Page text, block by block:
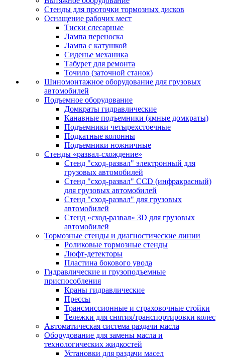
Стенды для проточки тормозных дисков
Оснащение рабочих мест
Тиски слесарные
Лампа переноска
Лампа с катушкой
Сиденье механика
Табурет для ремонта
Точило (заточной станок)
Шиномонтажное оборудование для грузовых
автомобилей
Подъемное оборудование
Домкраты гидравлические
Канавные подъемники (ямные домкраты)
Подъемники четырехстоечные
Подкатные колонны
Подъемники ножничные
Стенды «развал-схождение»
Стенд "сход-развал" электронный для
грузовых автомобилей
Стенд "сход-развал" CCD (инфракрасный)
для грузовых автомобилей
Стенд "сход-развал" для грузовых
автомобилей
Стенд «сход-развал» 3D для грузовых
автомобилей
Тормозные стенды и диагностические линии
Роликовые тормозные стенды
Люфт-детекторы
Пластина бокового увода
Гидравлические и грузоподъемные
приспособления
Краны гидравлические
Прессы
Трансмиссионные и страховочные стойки
Тележки для снятия/транспортировки колес
Автоматическая система раздачи масла
Оборудование для замены масла и
технологических жидкостей
Установки для раздачи масел